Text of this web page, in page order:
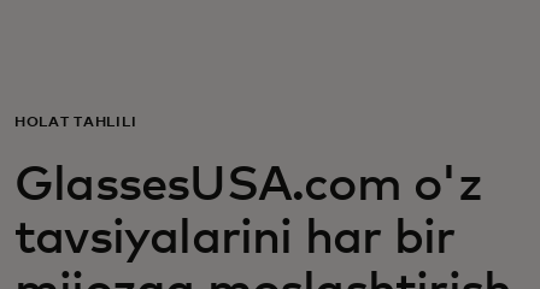
Biznes uchun
Butun dunyo uchun
Innovatorlar uchun
HOLAT TAHLILI
GlassesUSA.com o'z
tavsiyalarini har bir